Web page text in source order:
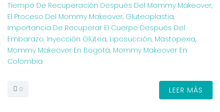
Tiempo De Recuperación Después Del Mommy Makeover,
El Proceso Del Mommy Makeover, Gluteoplastia,
Importancia De Recuperar El Cuerpo Después Del
Embarazo, Inyección Glútea, Liposucción, Mastopexia,
Mommy Makeover En Bogotá, Mommy Makeover En
Colombia
0 LEER MÁS